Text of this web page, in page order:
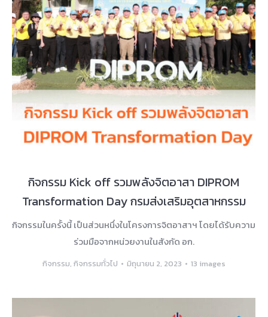
กิจกรรม Kick off รวมพลังจิตอาสา DIPROM
Transformation Day กรมส่งเสริมอุตสาหกรรม
กิจกรรมในครั้งนี้ เป็นส่วนหนึ่งในโครงการจิตอาสาฯ โดยได้รับความ
ร่วมมือจากหน่วยงานในสังกัด อก.
กิจกรรม, กิจกรรมทั่วไป มิถุนายน 2, 2023 13 images